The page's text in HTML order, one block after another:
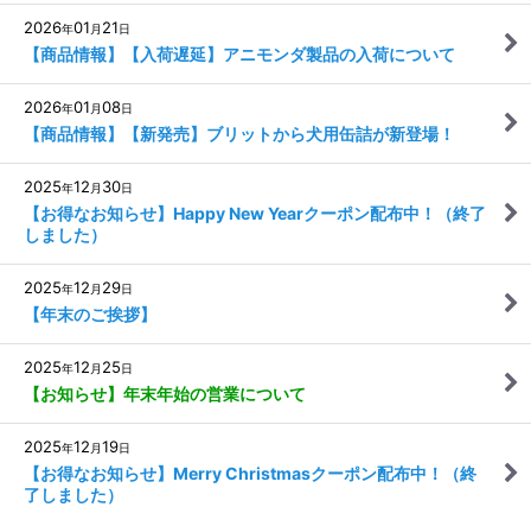
2026年01 月 21日
【商品情報】【入荷遅延】アニモンダ製品の入荷について
2026年01 月08日
【商品情報】【新発売】ブリットから犬用缶詰が新登場！
2025年12 月 30日
【お得なお知らせ】Happy New Yearクーポン配布中！（終了
しました）
2025年12 月 29日
【年末のご挨拶】
2025年12 月 25日
【お知らせ】年末年始の営業について
2025年12 月19日
【お得なお知らせ】Merry Christmasクーポン配布中！（終
了しました）